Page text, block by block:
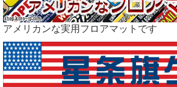
アメリカンな実用フロアマットです